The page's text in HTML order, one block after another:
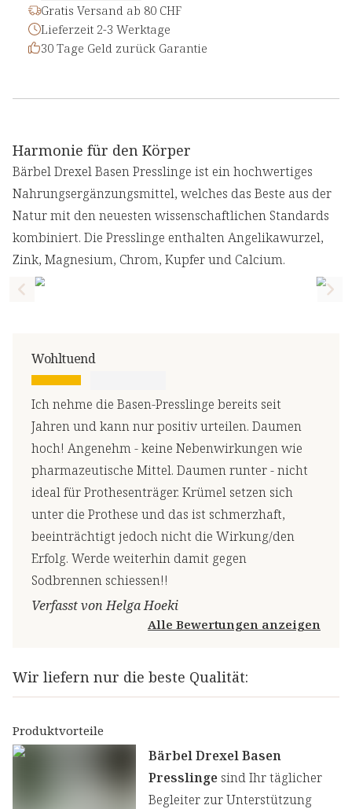
Gratis Versand ab 80 CHF
Lieferzeit 2-3 Werktage
30 Tage Geld zurück Garantie
Harmonie für den Körper
Bärbel Drexel Basen Presslinge ist ein hochwertiges
Nahrungsergänzungsmittel, welches das Beste aus der
Natur mit den neuesten wissenschaftlichen Standards
kombiniert. Die Presslinge enthalten Angelikawurzel,
Zink, Magnesium, Chrom, Kupfer und Calcium.
Previous slide
Wohltuend
Ich nehme die Basen-Presslinge bereits seit
Jahren und kann nur positiv urteilen. Daumen
hoch! Angenehm - keine Nebenwirkungen wie
pharmazeutische Mittel. Daumen runter - nicht
ideal für Prothesenträger. Krümel setzen sich
unter die Prothese und das ist schmerzhaft,
beeinträchtigt jedoch nicht die Wirkung/den
Erfolg. Werde weiterhin damit gegen
Sodbrennen schiessen!!
Verfasst von Helga Hoeki
Alle Bewertungen anzeigen
Wir liefern nur die beste Qualität:
Produktvorteile
Bärbel Drexel Basen
Presslingesind Ihr täglicher
Begleiter zur Unterstützung